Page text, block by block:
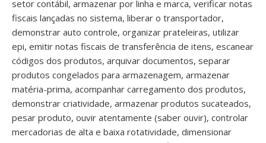
setor contábil, armazenar por linha e marca, verificar notas
fiscais lançadas no sistema, liberar o transportador,
demonstrar auto controle, organizar prateleiras, utilizar
epi, emitir notas fiscais de transferência de itens, escanear
códigos dos produtos, arquivar documentos, separar
produtos congelados para armazenagem, armazenar
matéria-prima, acompanhar carregamento dos produtos,
demonstrar criatividade, armazenar produtos sucateados,
pesar produto, ouvir atentamente (saber ouvir), controlar
mercadorias de alta e baixa rotatividade, dimensionar